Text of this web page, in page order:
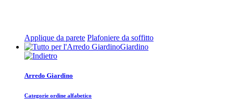
Applique da parete Plafoniere da soffitto
Giardino
Arredo Giardino
Categorie ordine alfabetico